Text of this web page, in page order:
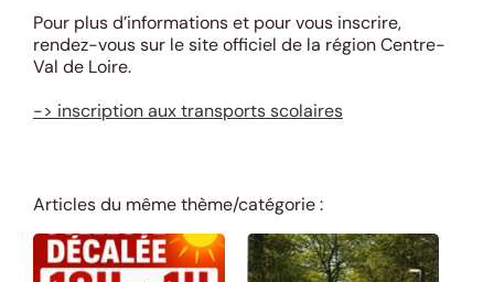
Pour plus d’informations et pour vous inscrire,
rendez-vous sur le site officiel de la région Centre-
Val de Loire.
-> inscription aux transports scolaires
Articles du même thème/catégorie :